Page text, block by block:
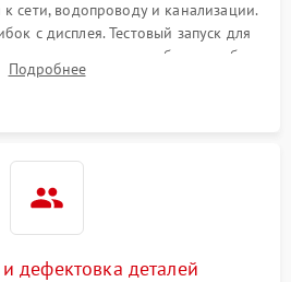
сети, водопроводу и канализации.
с дисплея. Тестовый запуск для
шумов, протечек или сбоев в работе
модуля управления.
Подробнее
дефектовка деталей